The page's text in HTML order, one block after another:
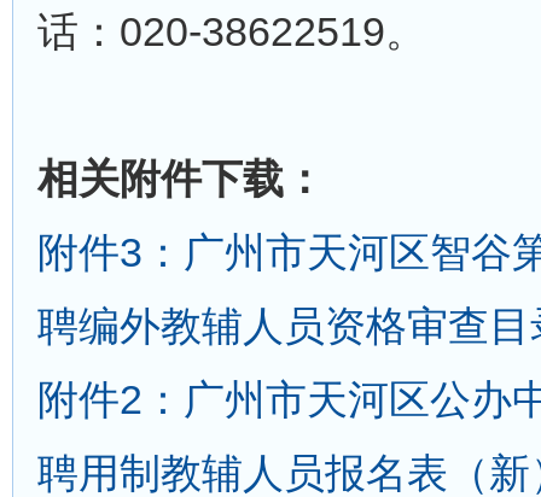
话：020-38622519。
相关附件下载：
附件3：广州市天河区智谷
聘编外教辅人员资格审查
附件2：广州市天河区公办
聘用制教辅人员报名表（新